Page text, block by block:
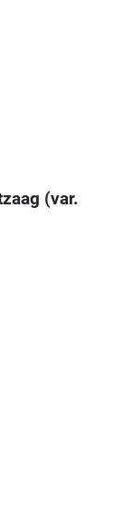
(var.